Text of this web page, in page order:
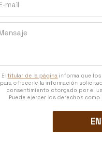
Eltitular de la página informa que
para ofrecerle la información
consentimiento otorgado por el
Puede ejercer los derechos como